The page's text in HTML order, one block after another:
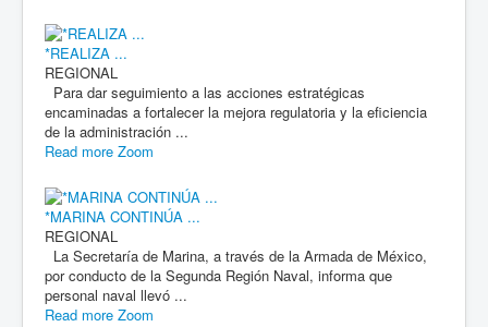
*REALIZA ...
REGIONAL
Para dar seguimiento a las acciones estratégicas
encaminadas a fortalecer la mejora regulatoria y la eficiencia
de la administración ...
Read more Zoom
*MARINA CONTINÚA ...
REGIONAL
La Secretaría de Marina, a través de la Armada de México,
por conducto de la Segunda Región Naval, informa que
personal naval llevó ...
Read more Zoom